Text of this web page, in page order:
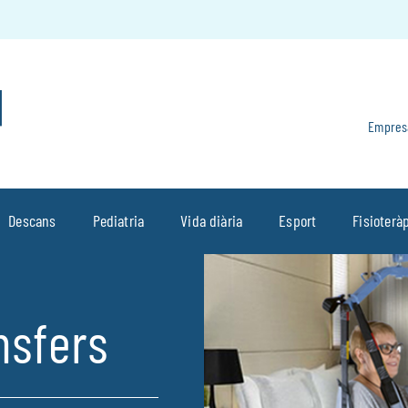
Descans Pediatria Vida diària Esport